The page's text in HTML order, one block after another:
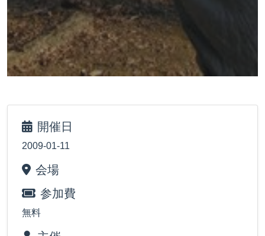
開催日
2009-01-11
会場
参加費
無料